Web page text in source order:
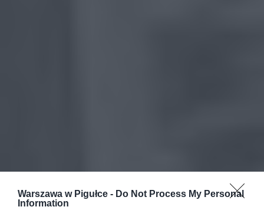
Warszawa w Pigułce - Do Not Process My Personal
Information